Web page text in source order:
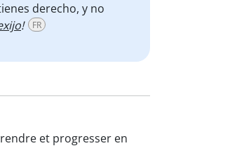
derecho, y no
! FR
et progresser en